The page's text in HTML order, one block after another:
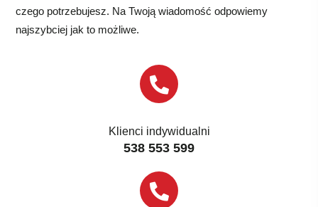
czego potrzebujesz. Na Twoją wiadomość odpowiemy
najszybciej jak to możliwe.
Klienci indywidualni
538 553 599